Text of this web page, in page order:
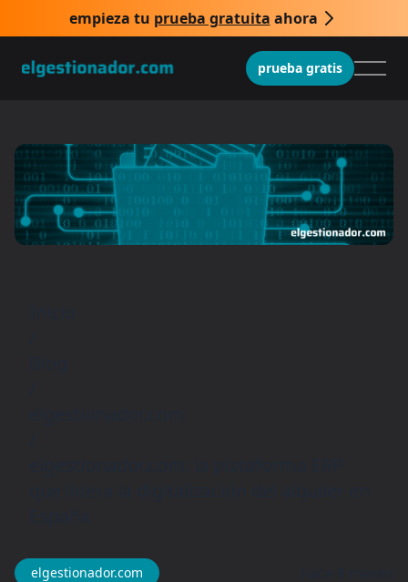
empieza tu prueba gratuita ahora
prueba gratis
elgestionador.com